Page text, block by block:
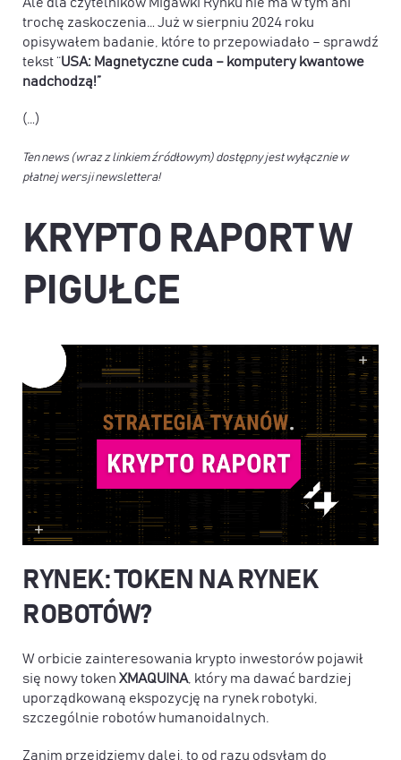
Ale dla czytelników Migawki Rynku nie ma w tym ani
trochę zaskoczenia… Już w sierpniu 2024 roku
opisywałem badanie, które to przepowiadało – sprawdź
tekst “USA: Magnetyczne cuda – komputery kwantowe
nadchodzą!”
(…)
Ten news (wraz z linkiem źródłowym) dostępny jest wyłącznie w
płatnej wersji newslettera!
KRYPTO RAPORT W
PIGUŁCE
RYNEK: TOKEN NA RYNEK
ROBOTÓW?
W orbicie zainteresowania krypto inwestorów pojawił
się nowy token XMAQUINA, który ma dawać bardziej
uporządkowaną ekspozycję na rynek robotyki,
szczególnie robotów humanoidalnych.
Zanim przejdziemy dalej, to od razu odsyłam do